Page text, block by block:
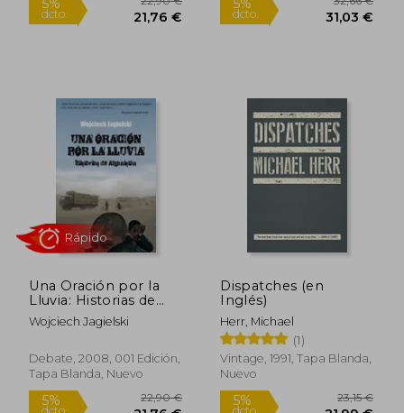
5%
dcto. 21,76 €
Rápido
5%
dcto.
Una Oración por la
Lluvia: Historias de
Afganistán (Crónica y
Periodismo)
Wojciech Jagielski
Debate, 2008, 001 Edición,
Tapa Blanda, Nuevo
Dispatches (en
Inglés)
Herr, Michael
(1)
Vintage, 1991, Tapa Blanda,
Nuevo